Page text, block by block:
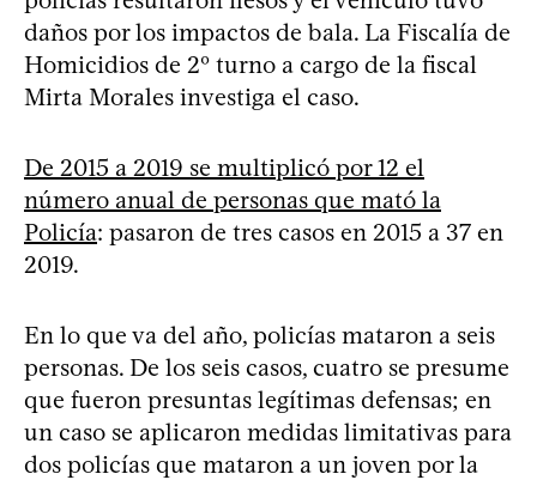
daños por los impactos de bala. La Fiscalía de
Homicidios de 2º turno a cargo de la fiscal
Mirta Morales investiga el caso.
De 2015 a 2019 se multiplicó por 12 el
número anual de personas que mató la
Policía: pasaron de tres casos en 2015 a 37 en
2019.
En lo que va del año, policías mataron a seis
personas. De los seis casos, cuatro se presume
que fueron presuntas legítimas defensas; en
un caso se aplicaron medidas limitativas para
dos policías que mataron a un joven por la